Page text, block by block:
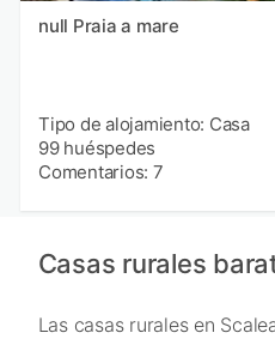
null Praia a mare
Tipo de alojamiento: Casa
99 huéspedes
Comentarios: 7
Casas rurales
Las casas rurales en